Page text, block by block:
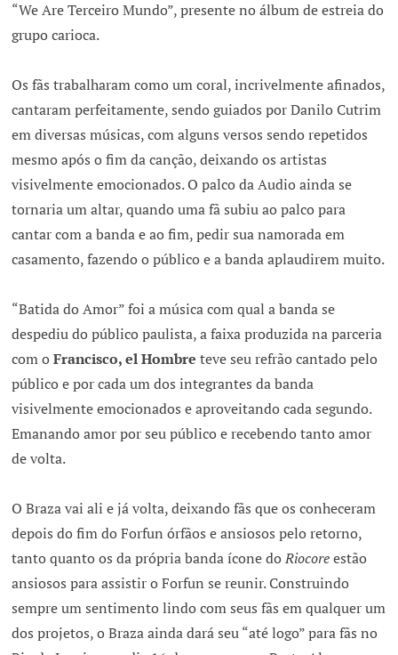
“We Are Terceiro Mundo”, presente no álbum de estreia do
grupo carioca.
Os fãs trabalharam como um coral, incrivelmente afinados,
cantaram perfeitamente, sendo guiados por Danilo Cutrim
em diversas músicas, com alguns versos sendo repetidos
mesmo após o fim da canção, deixando os artistas
visivelmente emocionados. O palco da Audio ainda se
tornaria um altar, quando uma fã subiu ao palco para
cantar com a banda e ao fim, pedir sua namorada em
casamento, fazendo o público e a banda aplaudirem muito.
“Batida do Amor” foi a música com qual a banda se
despediu do público paulista, a faixa produzida na parceria
com oFrancisco, el Hombre teve seu refrão cantado pelo
público e por cada um dos integrantes da banda
visivelmente emocionados e aproveitando cada segundo.
Emanando amor por seu público e recebendo tanto amor
de volta.
O Braza vai ali e já volta, deixando fãs que os conheceram
depois do fim do Forfun órfãos e ansiosos pelo retorno,
tanto quanto os da própria banda ícone doRiocoreestão
ansiosos para assistir o Forfun se reunir. Construindo
sempre um sentimento lindo com seus fãs em qualquer um
dos projetos, o Braza ainda dará seu “até logo” para fãs no